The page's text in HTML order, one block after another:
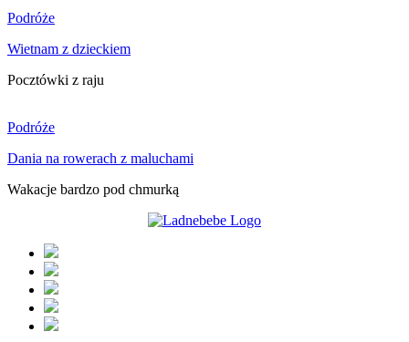
Podróże
Wietnam z dzieckiem
Pocztówki z raju
Podróże
Dania na rowerach z maluchami
Wakacje bardzo pod chmurką